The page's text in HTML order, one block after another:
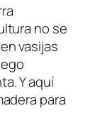
no se
vasijas
Y aquí
para